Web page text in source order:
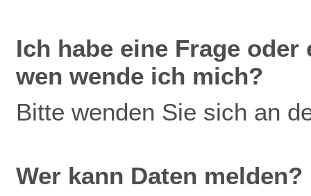
Ich habe eine Frage
wen wende ich mich?
Bitte wenden Sie sich an
Wer kann Daten melden?